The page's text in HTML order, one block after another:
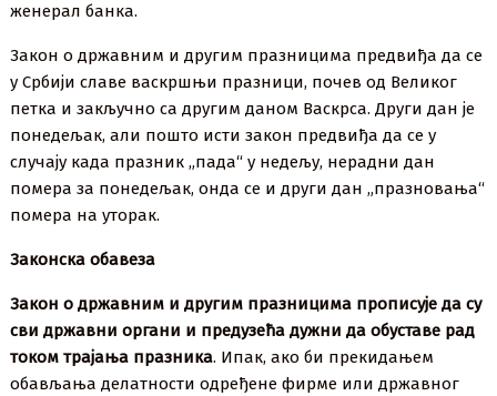
женерал банка.
Закон о државним и другим празницима предвиђа да се
у Србији славе васкршњи празници, почев од Великог
петка и закључно са другим даном Васкрса. Други дан је
понедељак, али пошто исти закон предвиђа да се у
случају када празник „пада“ у недељу, нерадни дан
помера за понедељак, онда се и други дан „празновања“
помера на уторак.
Законска обавеза
Закон о државним и другим празницима прописује да су
сви државни органи и предузећа дужни да обуставе рад
током трајања празника. Ипак, ако би прекидањем
обављања делатности одређене фирме или државног